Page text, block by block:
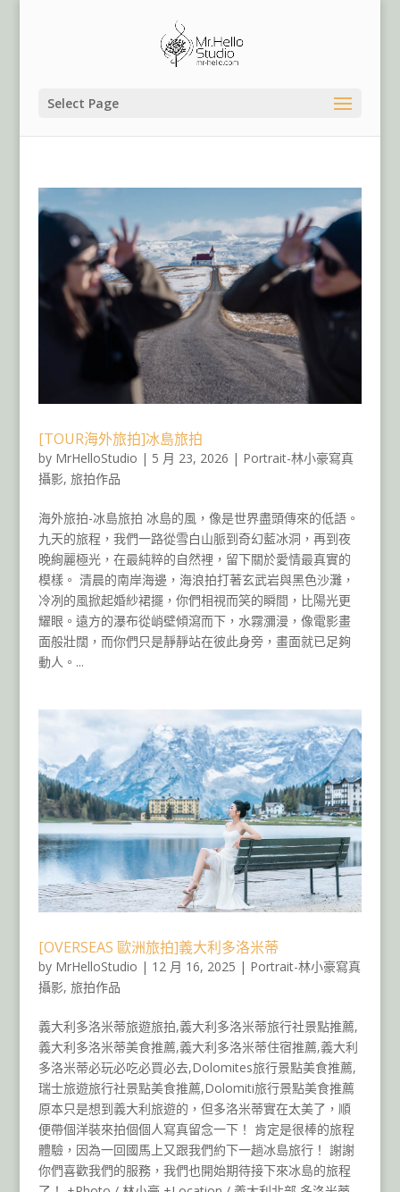
Select Page
[TOUR海外旅拍]冰島旅拍
by MrHelloStudio | 5 月 23, 2026 | Portrait-林小豪寫真
攝影, 旅拍作品
海外旅拍-冰島旅拍 冰島的風，像是世界盡頭傳來的低語。
九天的旅程，我們一路從雪白山脈到奇幻藍冰洞，再到夜
晚絢麗極光，在最純粹的自然裡，留下關於愛情最真實的
模樣。 清晨的南岸海邊，海浪拍打著玄武岩與黑色沙灘，
冷冽的風掀起婚紗裙擺，你們相視而笑的瞬間，比陽光更
耀眼。遠方的瀑布從峭壁傾瀉而下，水霧瀰漫，像電影畫
面般壯闊，而你們只是靜靜站在彼此身旁，畫面就已足夠
動人。...
[OVERSEAS 歐洲旅拍]義大利多洛米蒂
by MrHelloStudio | 12 月 16, 2025 | Portrait-林小豪寫真
攝影, 旅拍作品
義大利多洛米蒂旅遊旅拍,義大利多洛米蒂旅行社景點推薦,
義大利多洛米蒂美食推薦,義大利多洛米蒂住宿推薦,義大利
多洛米蒂必玩必吃必買必去,Dolomites旅行景點美食推薦,
瑞士旅遊旅行社景點美食推薦,Dolomiti旅行景點美食推薦
原本只是想到義大利旅遊的，但多洛米蒂實在太美了，順
便帶個洋裝來拍個個人寫真留念一下！ 肯定是很棒的旅程
體驗，因為一回國馬上又跟我們約下一趟冰島旅行！ 謝謝
你們喜歡我們的服務，我們也開始期待接下來冰島的旅程